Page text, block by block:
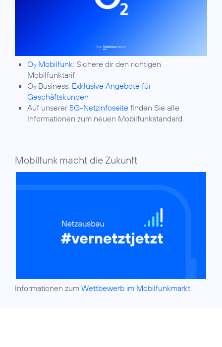
O2 Mobilfunk: Sichere dir den richtigen
Mobilfunktarif
O2 Business: Exklusive Angebote für
Geschäftskunden
Auf unserer 5G-Netzinfoseite finden Sie alle
Informationen zum neuen Mobilfunkstandard.
Mobilfunk macht die Zukunft
Informationen zum Wettbewerb im Mobilfunkmarkt